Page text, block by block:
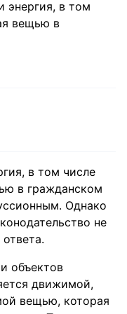
энергия, в том
вещью в
в том числе
в гражданском
Однако
не
объектов
движимой,
вещью, которая